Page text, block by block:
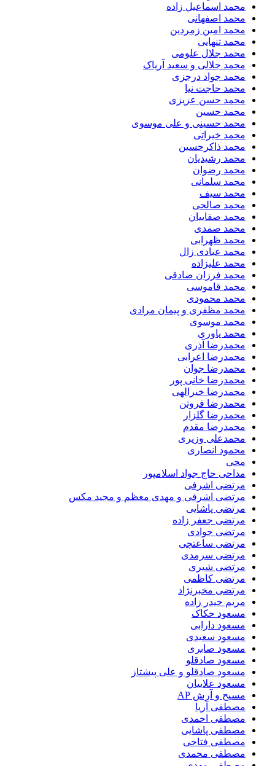
محمد اسماعیل زاده
محمد اصفهانی
محمد امین زمردین
محمد تنهایی
محمد جلال علومی
محمد جلالی و سعید آریاک
محمد جواد درجزی
محمد حاجت نیا
محمد حسن عزیزی
محمد حسین
محمد حسینی و علی موسوی
محمد خیراتی
محمد ذاکرحسین
محمد رشیدیان
محمد رضوان
محمد سلمانی
محمد سیف
محمد صالحی
محمد صفاییان
محمد صمدی
محمد ظهرابی
محمد عبادی زال
محمد علیزاده
محمد فرزان صادقی
محمد قاموسی
محمد محمودی
محمد مظفری و پیمان مرادی
محمد موسوی
محمد یاوری
محمدرضا آذری
محمدرضا اعرابی
محمدرضا جوان
محمدرضا خانی پور
محمدرضا خیرالهی
محمدرضا فروتن
محمدرضا گلزار
محمدرضا مقدم
محمدعلی وزیری
محمود انصاری
محی
مداحی حاج جواد اسلامپور
مرتضی اشرفی
مرتضی اشرفی و مهدی معظم و مجید مکس
مرتضی پاشایی
مرتضی جعفر زاده
مرتضی جوادی
مرتضی ساعتچی
مرتضی سرمدی
مرتضی شیری
مرتضی کاظمی
مرتضی مخبرنژاد
مریم حیدر زاده
مسعود حکاک
مسعود دارابی
مسعود سعیدی
مسعود صابری
مسعود صادقلو
مسعود صادقلو و علی پیشتاز
مسعود علاییان
مسیح و آرش AP
مصطفی آریا
مصطفی احمدی
مصطفی پاشایی
مصطفی فتاحی
مصطفی محمدی